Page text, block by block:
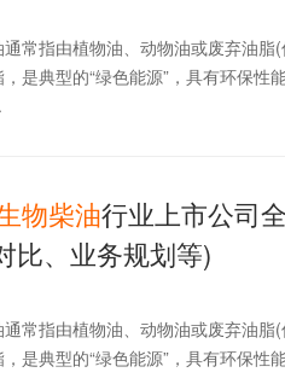
常指由植物油、动物油或废弃油脂(
是典型的“绿色能源”，具有环保性
物柴油行业上市公司
比、业务规划等)
常指由植物油、动物油或废弃油脂(
是典型的“绿色能源”，具有环保性